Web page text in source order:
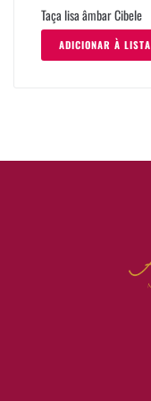
Taça lisa âmbar Cibele
ADICIONAR À LISTA